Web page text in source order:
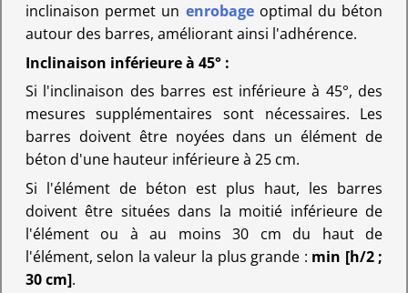
inclinaison permet un enrobageoptimal du béton
autour des barres, améliorant ainsi l'adhérence.
Inclinaison inférieure à 45° :
Si l'inclinaison des barres est inférieure à 45°, des
mesures supplémentaires sont nécessaires. Les
barres doivent être noyées dans un élément de
béton d'une hauteur inférieure à 25 cm.
Si l'élément de béton est plus haut, les barres
doivent être situées dans la moitié inférieure de
l'élément ou à au moins 30 cm du haut de
l'élément, selon la valeur la plus grande : min [h/2 ;
30 cm].